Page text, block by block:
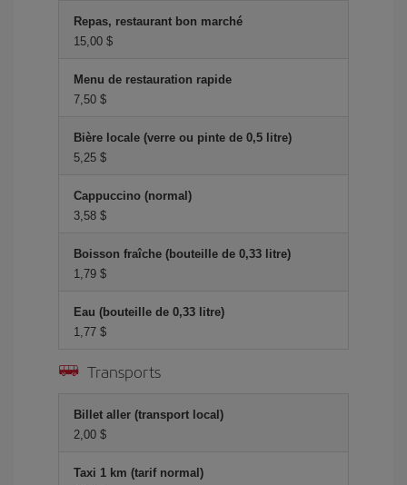
Repas, restaurant bon marché
15,00 $
Menu de restauration rapide
7,50 $
Bière locale (verre ou pinte de 0,5 litre)
5,25 $
Cappuccino (normal)
3,58 $
Boisson fraîche (bouteille de 0,33 litre)
1,79 $
Eau (bouteille de 0,33 litre)
1,77 $
Transports
Billet aller (transport local)
2,00 $
Taxi 1 km (tarif normal)